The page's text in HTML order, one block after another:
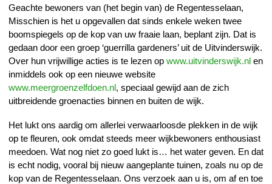
Geachte bewoners van (het begin van) de Regentesselaan,
Misschien is het u opgevallen dat sinds enkele weken twee
boomspiegels op de kop van uw fraaie laan, beplant zijn. Dat is
gedaan door een groep ‘guerrilla gardeners’ uit de Uitvinderswijk.
Over hun vrijwillige acties is te lezen op www.uitvinderswijk.nl en
inmiddels ook op een nieuwe website
www.meergroenzelfdoen.nl, speciaal gewijd aan de zich
uitbreidende groenacties binnen en buiten de wijk.
Het lukt ons aardig om allerlei verwaarloosde plekken in de wijk
op te fleuren, ook omdat steeds meer wijkbewoners enthousiast
meedoen. Wat nog niet zo goed lukt is… het water geven. En dat
is echt nodig, vooral bij nieuw aangeplante tuinen, zoals nu op de
kop van de Regentesselaan. Ons verzoek aan u is, om af en toe